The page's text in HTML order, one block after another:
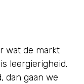
wat de markt
leergierigheid.
dan gaan we